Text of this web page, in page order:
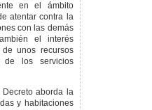
en el ámbito
atentar contra la
con las demás
el interés
unos recursos
de los servicios
Decreto aborda la
y habitaciones